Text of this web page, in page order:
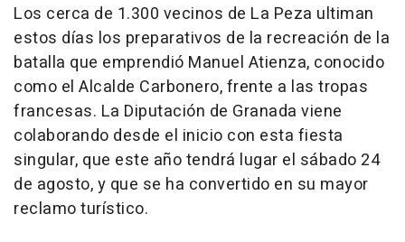
Los cerca de 1.300 vecinos de La Peza ultiman
estos días los preparativos de la recreación de la
batalla que emprendió Manuel Atienza, conocido
como el Alcalde Carbonero, frente a las tropas
francesas. La Diputación de Granada viene
colaborando desde el inicio con esta fiesta
singular, que este año tendrá lugar el sábado 24
de agosto, y que se ha convertido en su mayor
reclamo turístico.